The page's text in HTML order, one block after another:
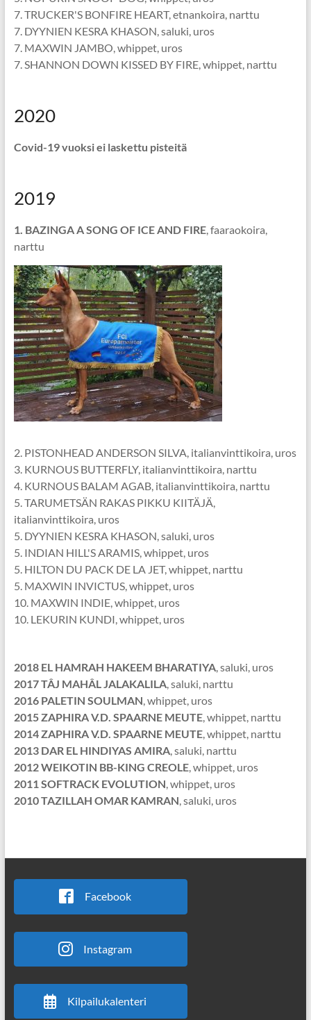
7. TRUCKER'S BONFIRE HEART, etnankoira, narttu
7. DYYNIEN KESRA KHASON, saluki, uros
7. MAXWIN JAMBO, whippet, uros
7. SHANNON DOWN KISSED BY FIRE, whippet, narttu
2020
Covid-19 vuoksi ei laskettu pisteitä
2019
1. BAZINGA A SONG OF ICE AND FIRE, faaraokoira,
narttu
2. PISTONHEAD ANDERSON SILVA, italianvinttikoira, uros
3. KURNOUS BUTTERFLY, italianvinttikoira, narttu
4. KURNOUS BALAM AGAB, italianvinttikoira, narttu
5. TARUMETSÄN RAKAS PIKKU KIITÄJÄ,
italianvinttikoira, uros
5. DYYNIEN KESRA KHASON, saluki, uros
5. INDIAN HILL'S ARAMIS, whippet, uros
5. HILTON DU PACK DE LA JET, whippet, narttu
5. MAXWIN INVICTUS, whippet, uros
10. MAXWIN INDIE, whippet, uros
10. LEKURIN KUNDI, whippet, uros
2018 EL HAMRAH HAKEEM BHARATIYA, saluki, uros
2017 TÂJ MAHÂL JALAKALILA, saluki, narttu
2016 PALETIN SOULMAN, whippet, uros
2015 ZAPHIRA V.D. SPAARNE MEUTE, whippet, narttu
2014 ZAPHIRA V.D. SPAARNE MEUTE, whippet, narttu
2013 DAR EL HINDIYAS AMIRA, saluki, narttu
2012 WEIKOTIN BB-KING CREOLE, whippet, uros
2011 SOFTRACK EVOLUTION, whippet, uros
2010 TAZILLAH OMAR KAMRAN, saluki, uros
Facebook
Instagram
Kilpailukalenteri